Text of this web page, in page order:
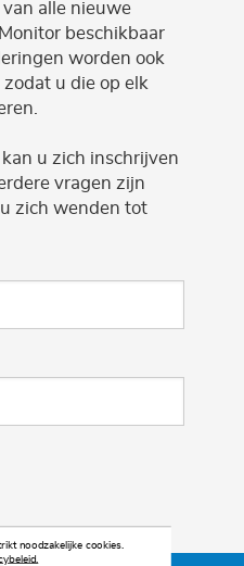
alle nieuwe
beschikbaar
worden ook
, zodat u die op elk
u zich inschrijven
vragen zijn
zich wenden tot
noodzakelijke cookies.